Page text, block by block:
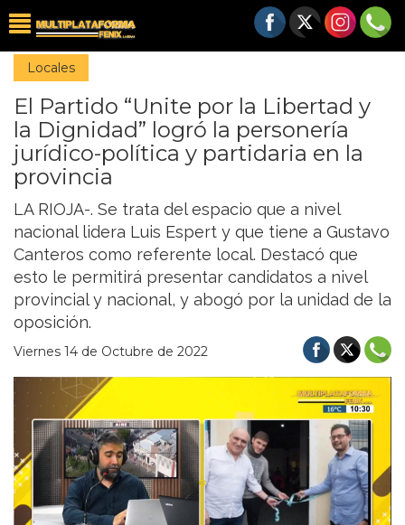
Locales
El Partido “Unite por la Libertad y
la Dignidad” logró la personería
jurídico-política y partidaria en la
provincia
LA RIOJA-. Se trata del espacio que a nivel
nacional lidera Luis Espert y que tiene a Gustavo
Canteros como referente local. Destacó que
esto le permitirá presentar candidatos a nivel
provincial y nacional, y abogó por la unidad de la
oposición.
Viernes 14 de Octubre de 2022